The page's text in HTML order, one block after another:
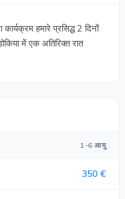
हमारे प्रसिद्ध 2 दिनों
में एक अतिरिक्त रात
1-6 आयु
350 €